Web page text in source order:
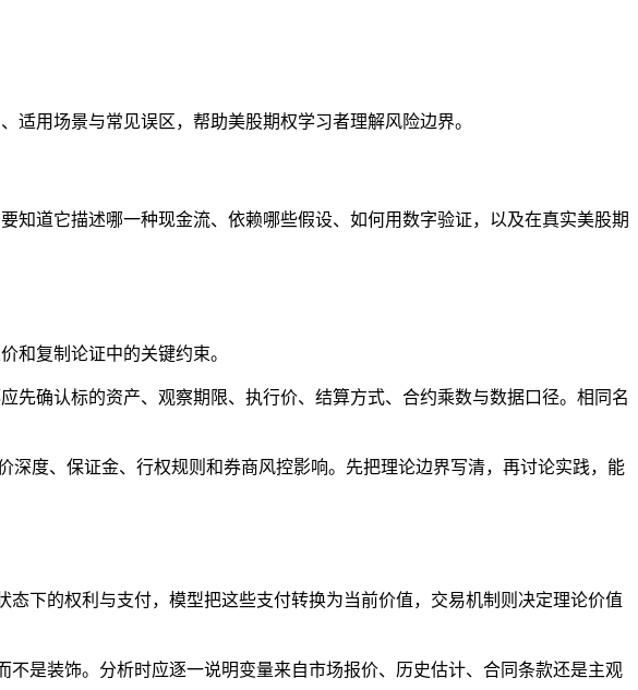
用场景与常见误区，帮助美股期权学习者理解风险边界。
知道它描述哪一种现金流、依赖哪些假设、如何用数字验证，以及在真实美股期
和复制论证中的关键约束。
先确认标的资产、观察期限、执行价、结算方式、合约乘数与数据口径。相同名
深度、保证金、行权规则和券商风控影响。先把理论边界写清，再讨论实践，能
下的权利与支付，模型把这些支付转换为当前价值，交易机制则决定理论价值
不是装饰。分析时应逐一说明变量来自市场报价、历史估计、合同条款还是主观